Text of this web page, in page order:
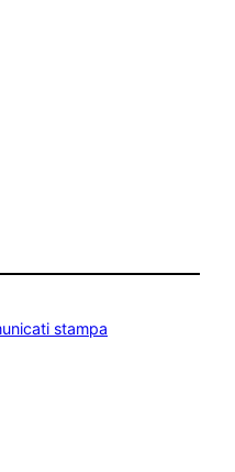
stampa